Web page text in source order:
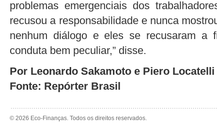
problemas emergenciais dos
recusou a responsabilidade e nunca
nenhum diálogo e eles se recusaram a
conduta bem peculiar,” disse.
Por Leonardo Sakamoto e Piero Locatelli
Fonte: Repórter Brasil
© 2026 Eco-Finanças. Todos os direitos reservados.